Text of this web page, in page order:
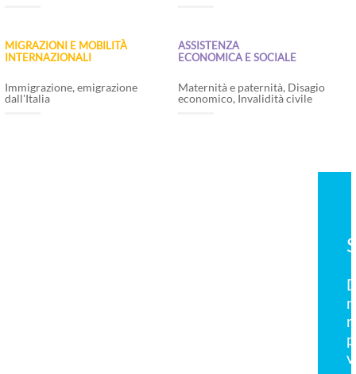
MIGRAZIONI E MOBILITÀ
INTERNAZIONALI
Immigrazione, emigrazione
dall'Italia
ASSISTENZA
ECONOMICA E SOCIALE
Maternità e paternità, Disagio
economico, Invalidità civile